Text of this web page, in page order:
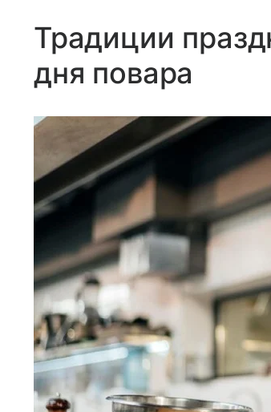
Традиции
дня повара